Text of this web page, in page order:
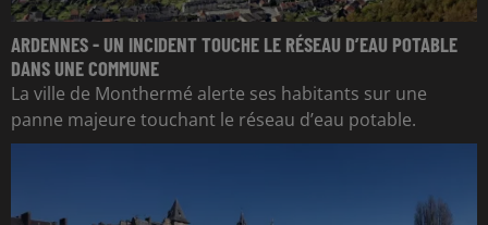
ARDENNES - UN INCIDENT TOUCHE LE RÉSEAU D’EAU POTABLE
DANS UNE COMMUNE
La ville de Monthermé alerte ses habitants sur une
panne majeure touchant le réseau d’eau potable.